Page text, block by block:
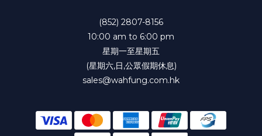
(852) 2807-8156
10:00 am to 6:00 pm
星期一至星期五
(星期六,日,公眾假期休息)
sales@wahfung.com.hk